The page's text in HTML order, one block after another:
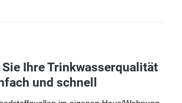
Ihre Trinkwasserqualität
und schnell